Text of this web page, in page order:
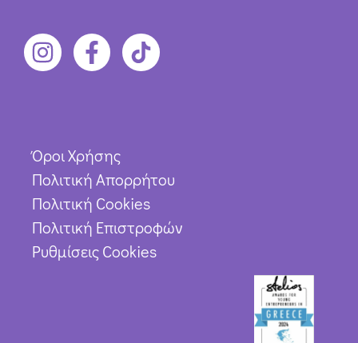
Όροι Χρήσης
Πολιτική Απορρήτου
Πολιτική Cookies
Πολιτική Επιστροφών
Ρυθμίσεις Cookies